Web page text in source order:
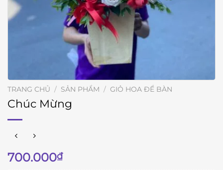
TRANG CHỦ / SẢN PHẨM / GIỎ HOA ĐỂ BÀN
Chúc Mừng
700.000₫